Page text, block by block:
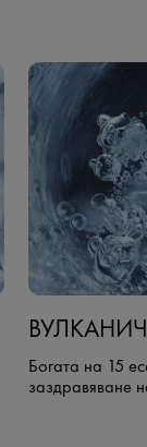
Богата на 15
заздравяване